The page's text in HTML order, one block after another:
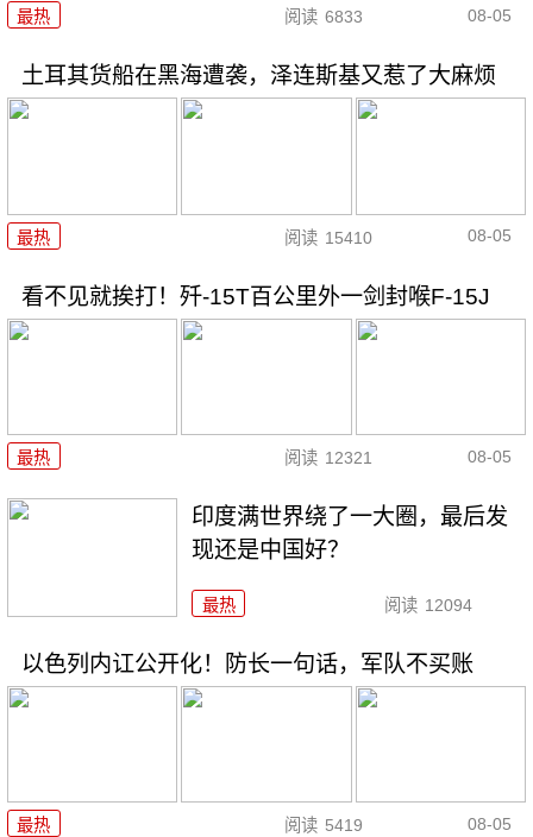
最热 阅读 6833 08-05
土耳其货船在黑海遭袭，泽连斯基又惹了大麻烦
最热 阅读 15410 08-05
看不见就挨打！歼-15T百公里外一剑封喉F-15J
最热 阅读 12321 08-05
印度满世界绕了一大圈，最后发
现还是中国好？
最热 阅读 12094
以色列内讧公开化！防长一句话，军队不买账
最热 阅读 5419 08-05